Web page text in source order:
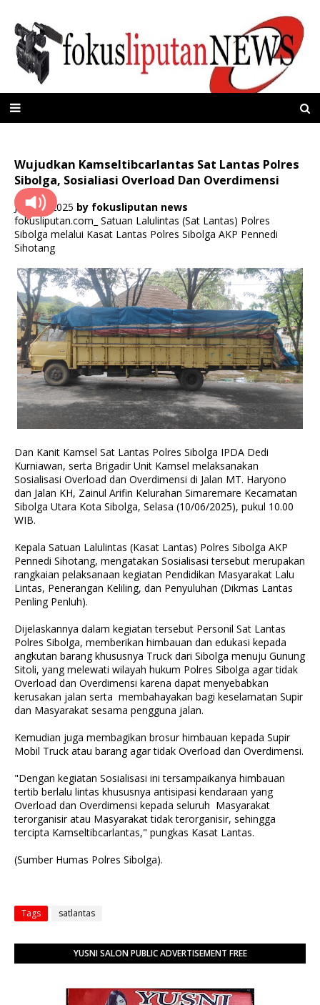
Wujudkan Kamseltibcarlantas Sat Lantas Polres
Sibolga, Sosialiasi Overload Dan Overdimensi
Juni 15, 2025 by fokusliputan news
fokusliputan.com_ Satuan Lalulintas (Sat Lantas) Polres
Sibolga melalui Kasat Lantas Polres Sibolga AKP Pennedi
Sihotang
Dan Kanit Kamsel Sat Lantas Polres Sibolga IPDA Dedi
Kurniawan, serta Brigadir Unit Kamsel melaksanakan
Sosialisasi Overload dan Overdimensi di Jalan MT. Haryono
dan Jalan KH, Zainul Arifin Kelurahan Simaremare Kecamatan
Sibolga Utara Kota Sibolga, Selasa (10/06/2025), pukul 10.00
WIB.
Kepala Satuan Lalulintas (Kasat Lantas) Polres Sibolga AKP
Pennedi Sihotang, mengatakan Sosialisasi tersebut merupakan
rangkaian pelaksanaan kegiatan Pendidikan Masyarakat Lalu
Lintas, Penerangan Keliling, dan Penyuluhan (Dikmas Lantas
Penling Penluh).
Dijelaskannya dalam kegiatan tersebut Personil Sat Lantas
Polres Sibolga, memberikan himbauan dan edukasi kepada
angkutan barang khususnya Truck dari Sibolga menuju Gunung
Sitoli, yang melewati wilayah hukum Polres Sibolga agar tidak
Overload dan Overdimensi karena dapat menyebabkan
kerusakan jalan serta membahayakan bagi keselamatan Supir
dan Masyarakat sesama pengguna jalan.
Kemudian juga membagikan brosur himbauan kepada Supir
Mobil Truck atau barang agar tidak Overload dan Overdimensi.
"Dengan kegiatan Sosialisasi ini tersampaikanya himbauan
tertib berlalu lintas khususnya antisipasi kendaraan yang
Overload dan Overdimensi kepada seluruh Masyarakat
terorganisir atau Masyarakat tidak terorganisir, sehingga
tercipta Kamseltibcarlantas," pungkas Kasat Lantas.
(Sumber Humas Polres Sibolga).
Tags satlantas
YUSNI SALON PUBLIC ADVERTISEMENT FREE